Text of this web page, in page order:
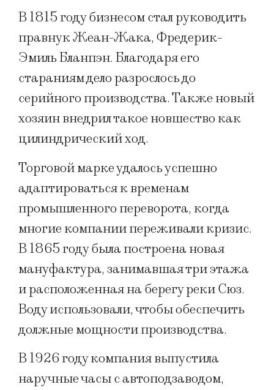
В 1815 году бизнесом стал руководить
правнук Жеан-Жака, Фредерик-
Эмиль Бланпэн. Благодаря его
стараниям дело разрослось до
серийного производства. Также новый
хозяин внедрил такое новшество как
цилиндрический ход.
Торговой марке удалось успешно
адаптироваться к временам
промышленного переворота, когда
многие компании переживали кризис.
В 1865 году была построена новая
мануфактура, занимавшая три этажа
и расположенная на берегу реки Сюз.
Воду использовали, чтобы обеспечить
должные мощности производства.
В 1926 году компания выпустила
наручные часы с автоподзаводом,